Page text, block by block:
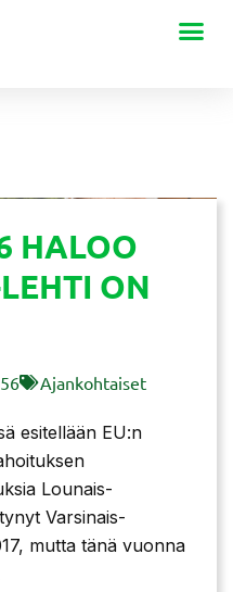
HALOO
ON
Ajankohtaiset
esitellään EU:n
Lounais-
Varsinais-
mutta tänä vuonna